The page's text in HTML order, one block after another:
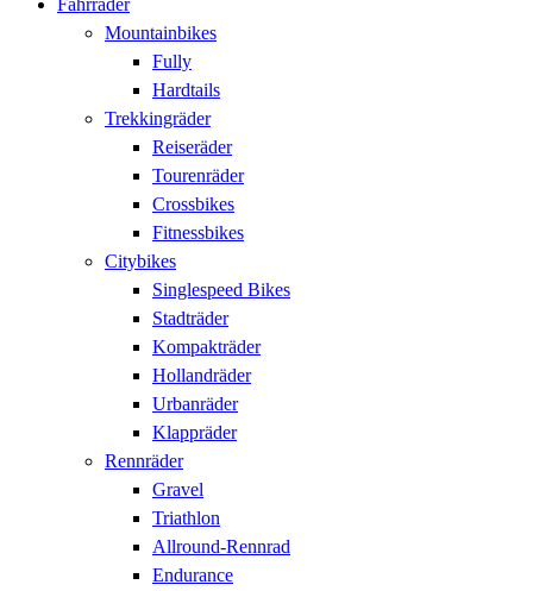
Mountainbikes
Fully
Hardtails
Trekkingräder
Reiseräder
Tourenräder
Crossbikes
Fitnessbikes
Citybikes
Singlespeed Bikes
Stadträder
Kompakträder
Hollandräder
Urbanräder
Klappräder
Rennräder
Gravel
Triathlon
Allround-Rennrad
Endurance